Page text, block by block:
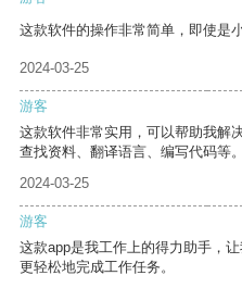
这款软件的操作非常简单，即使是
2024-03-25
游客
这款软件非常实用，可以帮助我解
查找资料、翻译语言、编写代码等。
2024-03-25
游客
这款app是我工作上的得力助手，
更轻松地完成工作任务。